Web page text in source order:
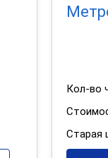
Кол-во
Старая